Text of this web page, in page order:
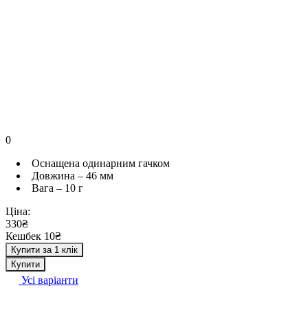
0
Оснащена одинарним гачком
Довжина – 46 мм
Вага – 10 г
Ціна:
330₴
Кешбек 10₴
Купити за 1 клік
Купити
Усі варіанти